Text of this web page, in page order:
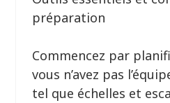
préparation
Commencez par
vous n’avez pas
tel que échelles et